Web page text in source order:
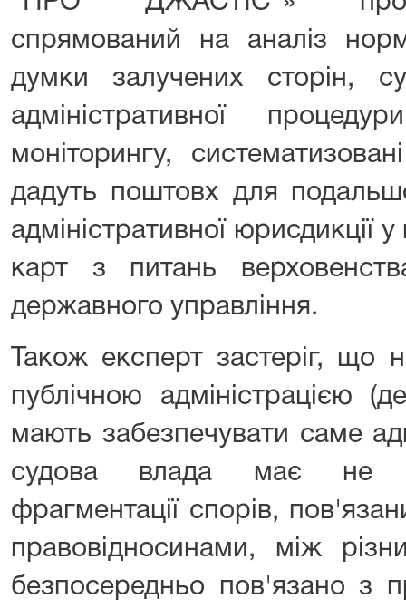
спрямований на аналіз
думки залучених сторін,
адміністративної
моніторингу,
дадуть поштовх для
адміністративної юрисдикції
карт з питань
державного управління.
Також експерт застеріг, що
публічною адміністрацією
мають забезпечувати саме
судова влада має не
фрагментації спорів,
правовідносинами, між
безпосередньо пов'язано з